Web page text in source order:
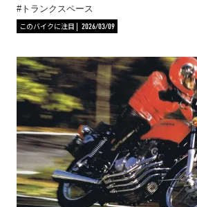
トランクスペース
このバイクに注目
2026/03/09